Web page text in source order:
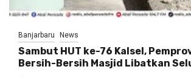
Banjarbaru News
Sambut HUT ke-76 Kalsel,
Bersih-Bersih Masjid Libatkan